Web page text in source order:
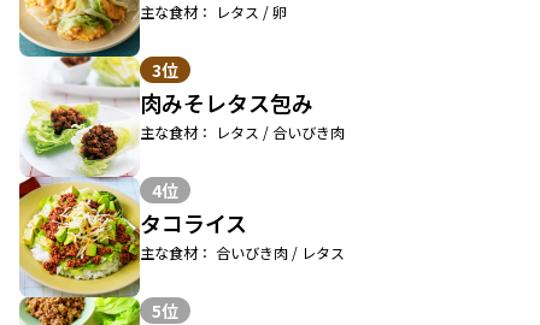
主な食材： レタス / 卵
3位
肉みそレタス包み
主な食材： レタス / 合いびき肉
4位
タコライス
主な食材： 合いびき肉 / レタス
5位